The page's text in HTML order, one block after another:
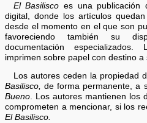
El Basilisco es una publicación
digital, donde los artículos
desde el momento en el que son
favoreciendo también su
documentación
imprimen sobre papel con destino a
Los autores ceden la propiedad
Basilisco, de forma permanente, a
Bueno. Los autores mantienen los
comprometen a mencionar, si los
El Basilisco.